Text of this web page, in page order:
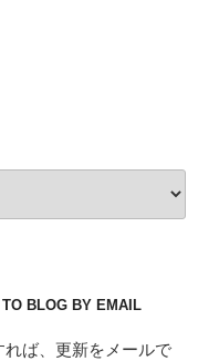
BLOG BY EMAIL
れば、更新をメールで